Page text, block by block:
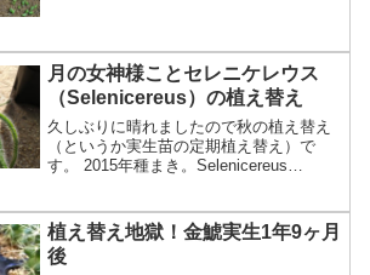
の上に赤玉土の細粒を5mmぐらい敷い
て、ベンレートをシュ...
月の女神様ことセレニケレウス
（Selenicereus）の植え替え
久しぶりに晴れましたので秋の植え替え
（というか実生苗の定期植え替え）で
す。 2015年種まき。Selenicereus
置いておきました。やはり2015年6...
植え替え地獄！金鯱実生1年9ヶ月
後